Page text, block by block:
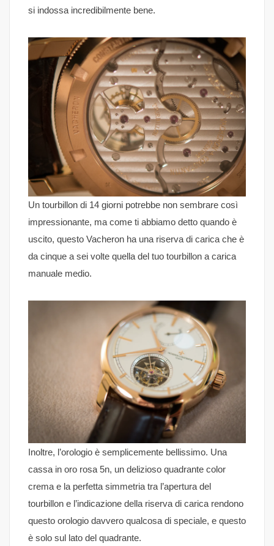
si indossa incredibilmente bene.
Un tourbillon di 14 giorni potrebbe non sembrare così
impressionante, ma come ti abbiamo detto quando è
uscito, questo Vacheron ha una riserva di carica che è
da cinque a sei volte quella del tuo tourbillon a carica
manuale medio.
Inoltre, l’orologio è semplicemente bellissimo. Una
cassa in oro rosa 5n, un delizioso quadrante color
crema e la perfetta simmetria tra l’apertura del
tourbillon e l’indicazione della riserva di carica rendono
questo orologio davvero qualcosa di speciale, e questo
è solo sul lato del quadrante.